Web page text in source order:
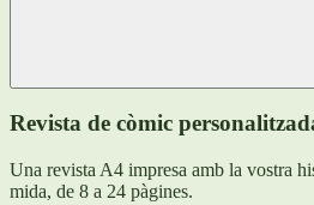
Revista de còmic
Una revista A4 impresa amb la vostra
mida, de 8 a 24 pàgines.